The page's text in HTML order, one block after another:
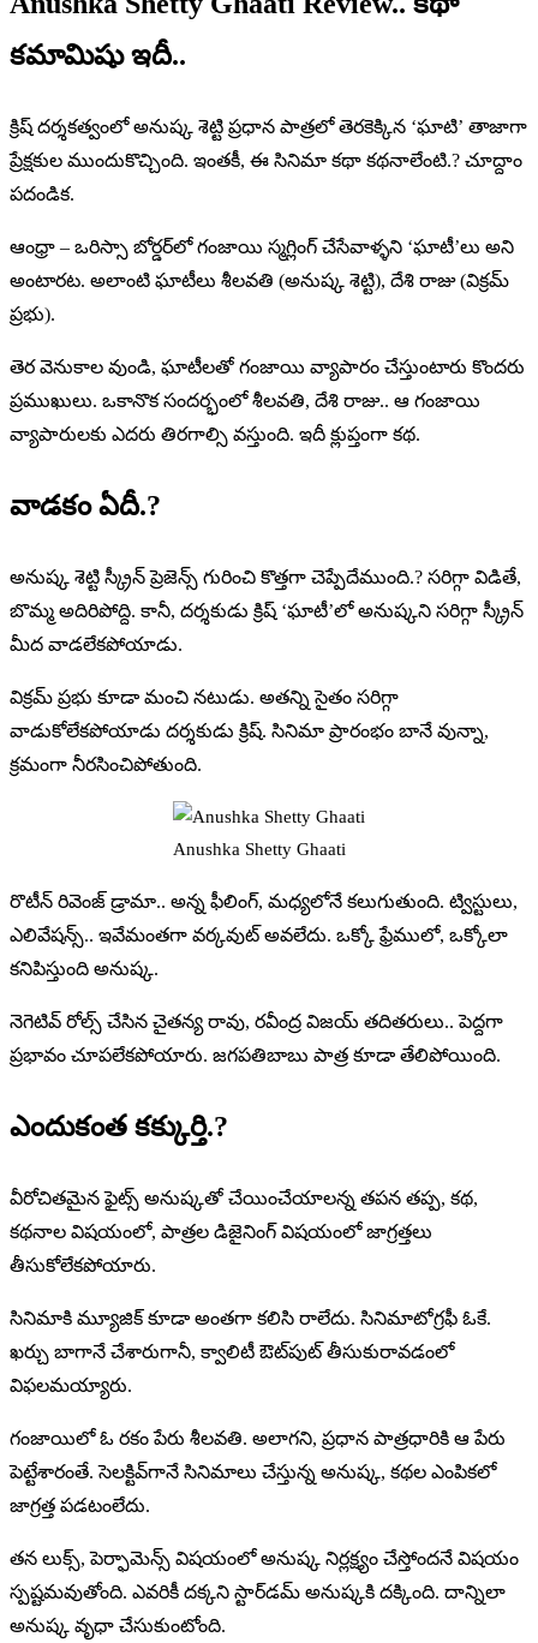
కమామిషు ఇదీ..
క్రిష్ దర్శకత్వంలో అనుష్క శెట్టి ప్రధాన పాత్రలో తెరకెక్కిన ‘ఘాటి’ తాజాగా
ప్రేక్షకుల ముందుకొచ్చింది. ఇంతకీ, ఈ సినిమా కథా కథనాలేంటి.? చూద్దాం
పదండిక.
ఆంధ్రా – ఒరిస్సా బోర్డర్‌లో గంజాయి స్మగ్లింగ్ చేసేవాళ్ళని ‘ఘాటీ’లు అని
అంటారట. అలాంటి ఘాటీలు శీలవతి (అనుష్క శెట్టి), దేశి రాజు (విక్రమ్
ప్రభు).
తెర వెనుకాల వుండి, ఘాటీలతో గంజాయి వ్యాపారం చేస్తుంటారు కొందరు
ప్రముఖులు. ఒకానొక సందర్భంలో శీలవతి, దేశి రాజు.. ఆ గంజాయి
వ్యాపారులకు ఎదరు తిరగాల్సి వస్తుంది. ఇదీ క్లుప్తంగా కథ.
వాడకం ఏదీ.?
అనుష్క శెట్టి స్క్రీన్ ప్రెజెన్స్ గురించి కొత్తగా చెప్పేదేముంది.? సరిగ్గా విడితే,
బొమ్మ అదిరిపోద్ది. కానీ, దర్శకుడు క్రిష్ ‘ఘాటీ’లో అనుష్కని సరిగ్గా స్క్రీన్
మీద వాడలేకపోయాడు.
విక్రమ్ ప్రభు కూడా మంచి నటుడు. అతన్ని సైతం సరిగ్గా
వాడుకోలేకపోయాడు దర్శకుడు క్రిష్. సినిమా ప్రారంభం బానే వున్నా,
క్రమంగా నీరసించిపోతుంది.
Anushka Shetty Ghaati
రొటీన్ రివెంజ్ డ్రామా.. అన్న ఫీలింగ్, మధ్యలోనే కలుగుతుంది. ట్విస్టులు,
ఎలివేషన్స్.. ఇవేమంతగా వర్కవుట్ అవలేదు. ఒక్కో ఫ్రేములో, ఒక్కోలా
కనిపిస్తుంది అనుష్క.
నెగెటివ్ రోల్స్ చేసిన చైతన్య రావు, రవీంద్ర విజయ్ తదితరులు.. పెద్దగా
ప్రభావం చూపలేకపోయారు. జగపతిబాబు పాత్ర కూడా తేలిపోయింది.
ఎందుకంత కక్కుర్తి.?
వీరోచితమైన ఫైట్స్ అనుష్కతో చేయించేయాలన్న తపన తప్ప, కథ,
కథనాల విషయంలో, పాత్రల డిజైనింగ్ విషయంలో జాగ్రత్తలు
తీసుకోలేకపోయారు.
సినిమాకి మ్యూజిక్ కూడా అంతగా కలిసి రాలేదు. సినిమాటోగ్రఫీ ఓకే.
ఖర్చు బాగానే చేశారుగానీ, క్వాలిటీ ఔట్‌పుట్ తీసుకురావడంలో
విఫలమయ్యారు.
గంజాయిలో ఓ రకం పేరు శీలవతి. అలాగని, ప్రధాన పాత్రధారికి ఆ పేరు
పెట్టేశారంతే. సెలక్టివ్‌గానే సినిమాలు చేస్తున్న అనుష్క, కథల ఎంపికలో
జాగ్రత్త పడటంలేదు.
తన లుక్స్, పెర్ఫామెన్స్ విషయంలో అనుష్క నిర్లక్ష్యం చేస్తోందనే విషయం
స్పష్టమవుతోంది. ఎవరికీ దక్కని స్టార్‌డమ్ అనుష్కకి దక్కింది. దాన్నిలా
అనుష్క వృధా చేసుకుంటోంది.